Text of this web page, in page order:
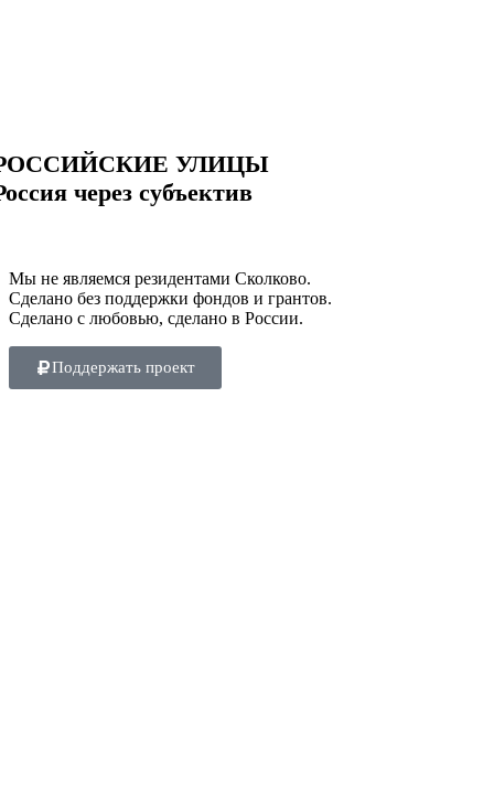
УЛИЦЫ
через субъектив
Мы не являемся резидентами Сколково.
Сделано без поддержки фондов и грантов.
Сделано с любовью, сделано в России.
Поддержать проект